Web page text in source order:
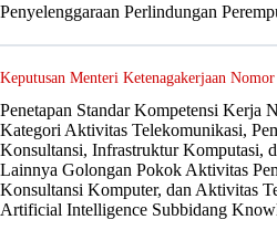
Penyelenggaraan Perlindungan
Keputusan Menteri Ketenagakerjaan
Penetapan Standar Kompetensi Kerja
Kategori Aktivitas Telekomunikasi,
Konsultansi, Infrastruktur Komputasi,
Lainnya Golongan Pokok Aktivitas
Konsultansi Komputer, dan Aktivitas
Artificial Intelligence Subbidang